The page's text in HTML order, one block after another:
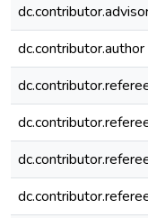
dc.contributor.author